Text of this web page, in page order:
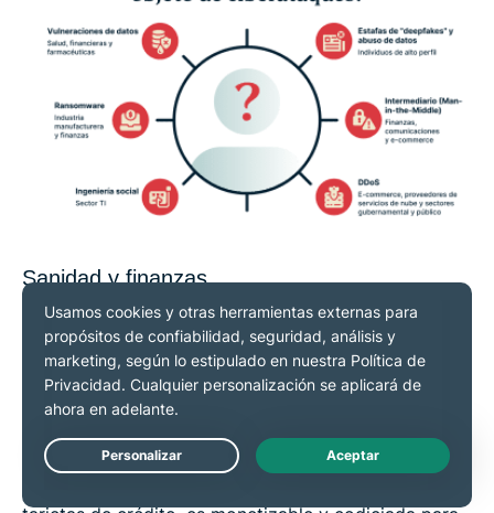
Sanidad y finanzas
Estas industrias son objetivos prioritarios porque
albergan datos críticos. Los registros sanitarios
contienen información personal delicada, como
números de la Seguridad Social e historiales
médicos, lo que los hace atractivos para el robo de
identidades, el fraude de seguros y la extorsión. La
Live Chat